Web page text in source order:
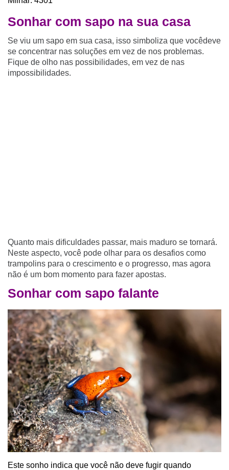
Sonhar com sapo na sua casa
Se viu um sapo em sua casa, isso simboliza que vocêdeve
se concentrar nas soluções em vez de nos problemas.
Fique de olho nas possibilidades, em vez de nas
impossibilidades.
Quanto mais dificuldades passar, mais maduro se tornará.
Neste aspecto, você pode olhar para os desafios como
trampolins para o crescimento e o progresso, mas agora
não é um bom momento para fazer apostas.
Sonhar com sapo falante
Este sonho indica que você não deve fugir quando